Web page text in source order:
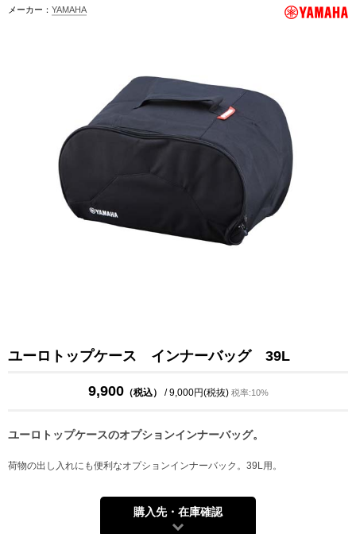
メーカー： YAMAHA
ユーロトップケース インナーバッグ 39L
9,900（税込） / 9,000円(税抜) 税率:10%
ユーロトップケースのオプションインナーバッグ。
荷物の出し入れにも便利なオプションインナーバック。39L用。
購入先・在庫確認